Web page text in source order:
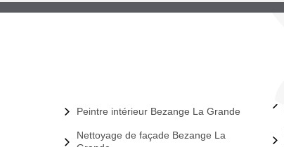
Peintre intérieur Bezange La Grande
Nettoyage de façade Bezange La